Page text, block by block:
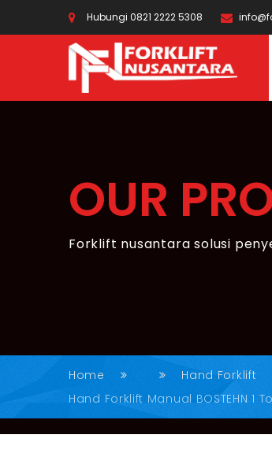
Hubungi 0821 2222 5308
OUR
Forklift nusantara solusi
Home
Hand Forklift
Hand Forklift Manual BOSTEHN 1